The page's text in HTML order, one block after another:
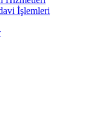
İşlemleri